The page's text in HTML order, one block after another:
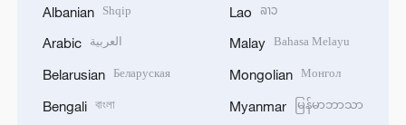
Albanian Shqip
Arabic العربية
Belarusian Беларуская
Bengali বাংলা
Lao ລາວ
Malay Bahasa Melayu
Mongolian Монгол
Myanmar မြန်မာဘာသာ